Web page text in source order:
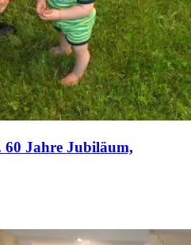
60 Jahre Jubiläum,